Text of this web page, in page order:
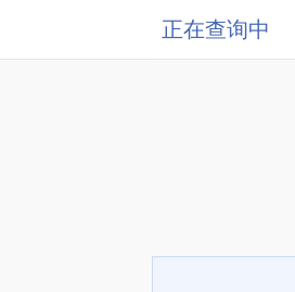
正在查询中